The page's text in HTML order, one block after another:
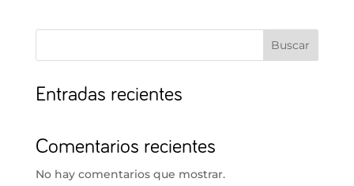
Buscar
Entradas recientes
Comentarios recientes
No hay comentarios que mostrar.